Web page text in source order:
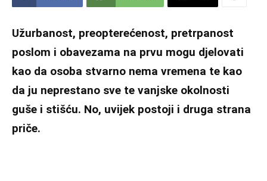
Užurbanost, preopterećenost, pretrpanost
poslom i obavezama na prvu mogu djelovati
kao da osoba stvarno nema vremena te kao
da ju neprestano sve te vanjske okolnosti
guše i stišću. No, uvijek postoji i druga strana
priče.